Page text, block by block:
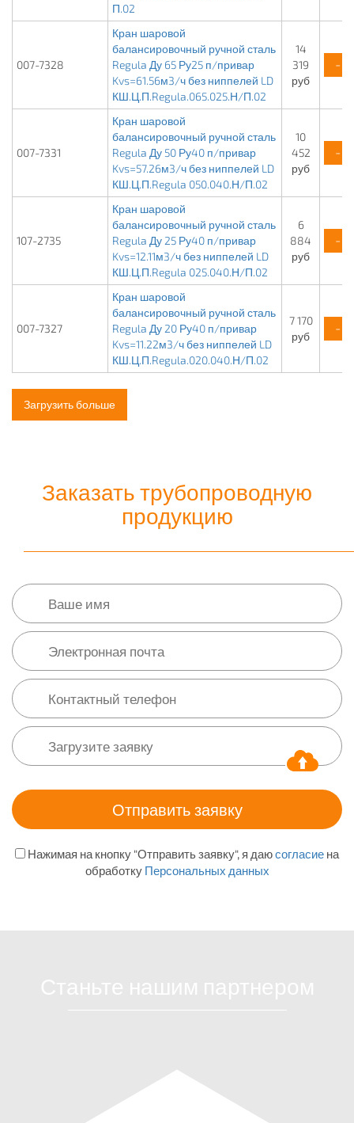
П.02
007-7328
Кран шаровой
балансировочный ручной сталь
Regula Ду 65 Ру25 п/привар
Kvs=61.56м3/ч без ниппелей LD
КШ.Ц.П.Regula.065.025.Н/П.02
14
319
руб
-
007-7331
Кран шаровой
балансировочный ручной сталь
Regula Ду 50 Ру40 п/привар
Kvs=57.26м3/ч без ниппелей LD
КШ.Ц.П.Regula 050.040.Н/П.02
10
452
руб
-
107-2735
Кран шаровой
балансировочный ручной сталь
Regula Ду 25 Ру40 п/привар
Kvs=12.11м3/ч без ниппелей LD
КШ.Ц.П.Regula 025.040.Н/П.02
6
884
руб
-
007-7327
Кран шаровой
балансировочный ручной сталь
Regula Ду 20 Ру40 п/привар
Kvs=11.22м3/ч без ниппелей LD
КШ.Ц.П.Regula.020.040.Н/П.02
7 170
руб
-
Загрузить больше
Заказать трубопроводную
продукцию
Нажимая на кнопку "Отправить заявку", я даюсогласие на
обработку Персональных данных